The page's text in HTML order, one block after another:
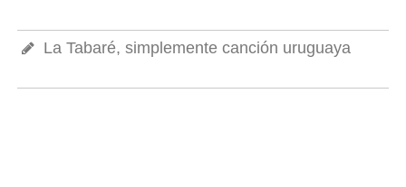
La Tabaré, simplemente canción uruguaya